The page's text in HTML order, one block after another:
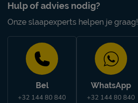
Hulp of advies nodig?
Onze slaapexperts helpen je graag!
Bel
+32 144 80 840
WhatsApp
+32 144 80 840